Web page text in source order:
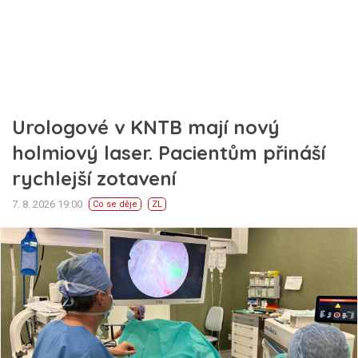
Urologové v KNTB mají nový
holmiový laser. Pacientům přináší
rychlejší zotavení
7. 8. 2026 19:00 Co se děje ZL